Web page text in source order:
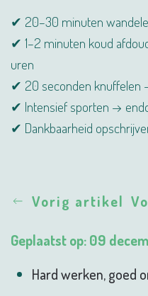
✔ 20–30 minuten
✔ 1–2 minuten koud
uren
✔ 20 seconden knuffelen
✔ Intensief sporten →
✔ Dankbaarheid
Vorig artikel
Geplaatst op: 09
Hard werken, goed